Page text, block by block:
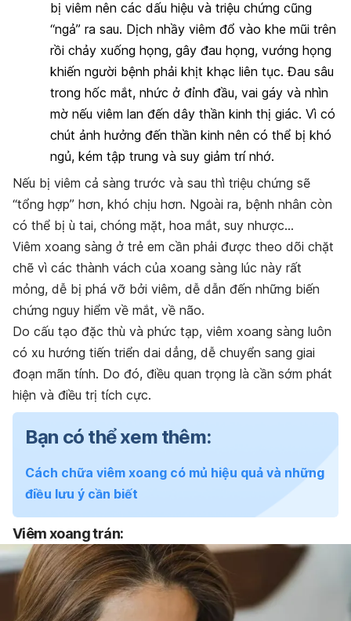
bị viêm nên các dấu hiệu và triệu chứng cũng
“ngả” ra sau. Dịch nhầy viêm đổ vào khe mũi trên
rồi chảy xuống họng, gây đau họng, vướng họng
khiến người bệnh phải khịt khạc liên tục. Đau sâu
trong hốc mắt, nhức ở đỉnh đầu, vai gáy và nhìn
mờ nếu viêm lan đến dây thần kinh thị giác. Vì có
chút ảnh hưởng đến thần kinh nên có thể bị khó
ngủ, kém tập trung và suy giảm trí nhớ.
Nếu bị viêm cả sàng trước và sau thì triệu chứng sẽ
“tổng hợp” hơn, khó chịu hơn. Ngoài ra, bệnh nhân còn
có thể bị ù tai, chóng mặt, hoa mắt, suy nhược…
Viêm xoang sàng ở trẻ em cần phải được theo dõi chặt
chẽ vì các thành vách của xoang sàng lúc này rất
mỏng, dễ bị phá vỡ bởi viêm, dễ dẫn đến những biến
chứng nguy hiểm về mắt, về não.
Do cấu tạo đặc thù và phức tạp, viêm xoang sàng luôn
có xu hướng tiến triển dai dẳng, dễ chuyển sang giai
đoạn mãn tính. Do đó, điều quan trọng là cần sớm phát
hiện và điều trị tích cực.
Bạn có thể xem thêm:
Cách chữa viêm xoang có mủ hiệu quả và những
điều lưu ý cần biết
Viêm xoang trán: